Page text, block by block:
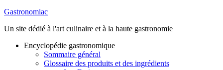
Gastronomiac
Un site dédié à l'art culinaire et à la haute gastronomie
Encyclopédie gastronomique
Sommaire général
Glossaire des produits et des ingrédients